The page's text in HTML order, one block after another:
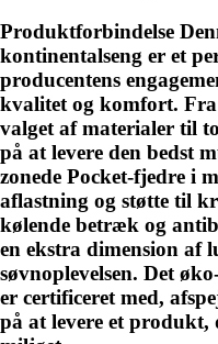
Produktforbindelse
kontinentalseng er et
producentens
kvalitet og komfort. Fra
valget af materialer til
på at levere den bedst
zonede Pocket-fjedre i
aflastning og støtte til
kølende betræk og
en ekstra dimension af
søvnoplevelsen. Det
er certificeret med,
på at levere et